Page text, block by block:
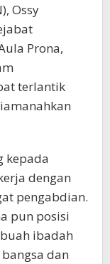
Ossy
Prona,
terlantik
kepada
dengan
pengabdian.
pun posisi
ibadah
dan